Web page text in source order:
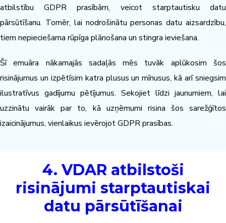
atbilstību GDPR prasībām, veicot starptautisku datu
pārsūtīšanu. Tomēr, lai nodrošinātu personas datu aizsardzību,
tiem nepieciešama rūpīga plānošana un stingra ieviešana.
Šī emuāra nākamajās sadaļās mēs tuvāk aplūkosim šos
risinājumus un izpētīsim katra plusus un mīnusus, kā arī sniegsim
ilustratīvus gadījumu pētījumus. Sekojiet līdzi jaunumiem, lai
uzzinātu vairāk par to, kā uzņēmumi risina šos sarežģītos
izaicinājumus, vienlaikus ievērojot GDPR prasības.
4. VDAR atbilstoši
risinājumi starptautiskai
datu pārsūtīšanai